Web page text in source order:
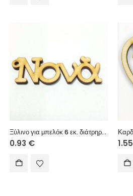
Ξύλινο για μπελόκ 6 εκ. διάτρηρο (Νονά)
0.93 € 1.55